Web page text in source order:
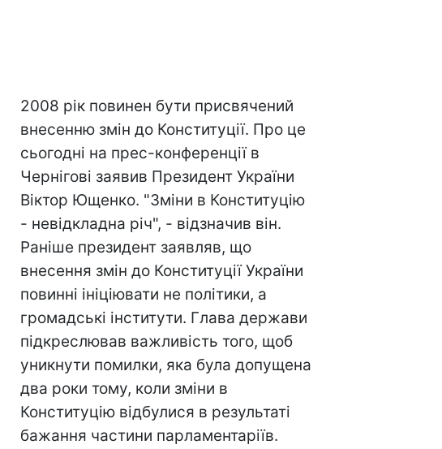
2008 рік повинен бути присвячений
внесенню змін до Конституції. Про це
сьогодні на прес-конференції в
Чернігові заявив Президент України
Віктор Ющенко. "Зміни в Конституцію
- невідкладна річ", - відзначив він.
Раніше президент заявляв, що
внесення змін до Конституції України
повинні ініціювати не політики, а
громадські інститути. Глава держави
підкреслював важливість того, щоб
уникнути помилки, яка була допущена
два роки тому, коли зміни в
Конституцію відбулися в результаті
бажання частини парламентаріїв.